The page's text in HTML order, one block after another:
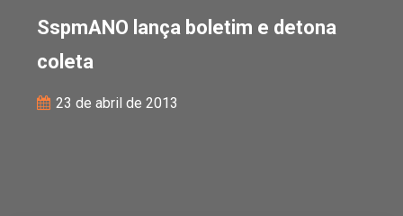
SspmANO lança boletim e detona
coleta
23 de abril de 2013